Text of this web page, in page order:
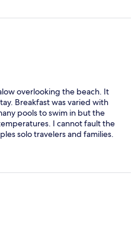
overlooking the beach. It
Breakfast was varied with
pools to swim in but the
I cannot fault the
solo travelers and families.